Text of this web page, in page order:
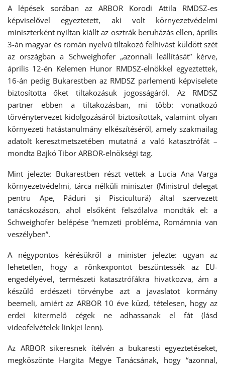
A lépések sorában az ARBOR Korodi Attila RMDSZ-es
képviselővel egyeztetett, aki volt környezetvédelmi
miniszterként nyíltan kiállt az osztrák beruházás ellen, április
3-án magyar és román nyelvű tiltakozó felhívást küldött szét
az országban a Schweighofer „azonnali leállítását” kérve,
április 12-én Kelemen Hunor RMDSZ-elnökkel egyeztettek,
16-án pedig Bukarestben az RMDSZ parlementi képviselete
biztosította őket tiltakozásuk jogosságáról. Az RMDSZ
partner ebben a tiltakozásban, mi több: vonatkozó
törvénytervezet kidolgozásáról biztosítottak, valamint olyan
környezeti hatástanulmány elkészítéséről, amely szakmailag
adatolt keresztmetszetében mutatná a való katasztrófát –
mondta Bajkó Tibor ARBOR-elnökségi tag.
Mint jelezte: Bukarestben részt vettek a Lucia Ana Varga
környezetvédelmi, tárca nélküli miniszter (Ministrul delegat
pentru Ape, Păduri și Piscicultură) által szervezett
tanácskozáson, ahol elsőként felszólalva mondták el: a
Schweighofer belépése “nemzeti probléma, Romámnia van
veszélyben”.
A négypontos kérésükről a minister jelezte: ugyan az
lehetetlen, hogy a rönkexpontot beszüntessék az EU-
engedélyével, természeti katasztrófákra hivatkozva, ám a
készülő erdészeti törvénybe azt a javaslatot kormány
beemeli, amiért az ARBOR 10 éve küzd, tételesen, hogy az
erdei kitermelő cégek ne adhassanak el fát (lásd
videofelvételek linkjei lenn).
Az ARBOR sikeresnek ítélvén a bukaresti egyeztetéseket,
megköszönte Hargita Megye Tanácsának, hogy “azonnal,